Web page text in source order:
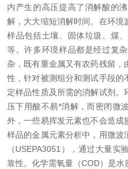
内产生的高压提高了消解酸的
解，大大缩短消解时间。 在环境
样品包括土壤、固体垃圾、煤
等。许多环境样品都是经过复
杂，既有重金属又有农药残留
性，针对被测组分和测试手段的
定样品性质及所需的消解试剂。
压下用酸不易*消解，而密闭微
外，一些易挥发元素也不会造成
样品的金属元素分析中，用微
（USEPA3051），通过大量
靠性。化学需氧量（COD）是